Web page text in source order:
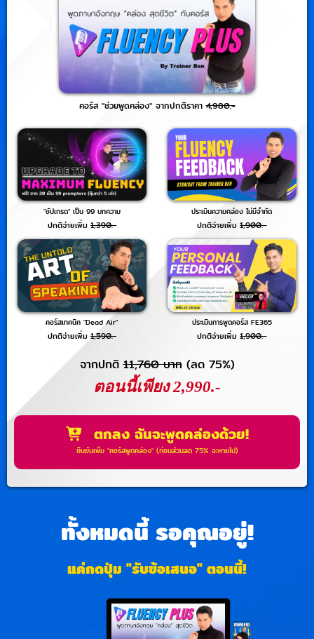
คอร์ส "ช่วยพูดคล่อง" จากปกติราคา4,980.-
"อัปเกรด" เป็น 99 บทความ
ปกติจ่ายเพิ่ม 1,390.-
คอร์สเทคนิค "Dead Air"
ปกติจ่ายเพิ่ม 1,590.-
ประเมินความคล่อง ไม่มีจำกัด
ปกติจ่ายเพิ่ม1,900.-
ประเมินการพูดคอร์ส FE365
ปกติจ่ายเพิ่ม1,900.-
จากปกติ11,760 บาท(ลด 75%)
ตอนนี้เพียง 2,990.-
ตกลง ฉันจะพูดคล่องด้วย!
ยืนยันเพิ่ม "คอร์สพูดคล่อง" (ก่อนส่วนลด 75% จะหายไป)
ทั้งหมดนี้ รอคุณอยู่!
แค่กดปุ่ม "รับข้อเสนอ" ตอนนี้!